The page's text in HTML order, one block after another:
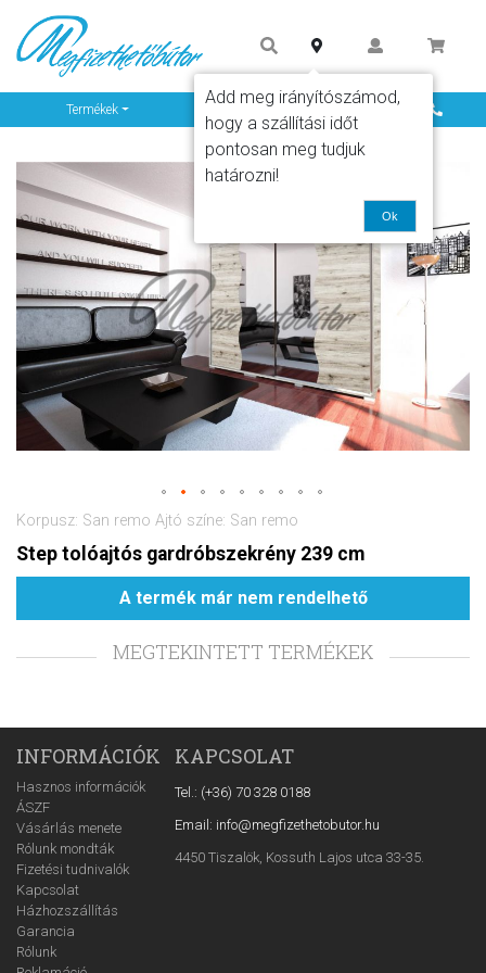
Termékek Info
Korpusz: San remo Ajtó színe: San remo
Step tolóajtós gardróbszekrény 239 cm
A termék már nem rendelhető
MEGTEKINTETT TERMÉKEK
INFORMÁCIÓK
Hasznos információk
ÁSZF
Vásárlás menete
Rólunk mondták
Fizetési tudnivalók
Kapcsolat
Házhozszállítás
Garancia
Rólunk
KAPCSOLAT
Tel.: (+36) 70 328 0188
Email: info@megfizethetobutor.hu
4450 Tiszalök, Kossuth Lajos utca 33-35.
Add meg irányítószámod,
hogy a szállítási időt
pontosan meg tudjuk
határozni!
Ok